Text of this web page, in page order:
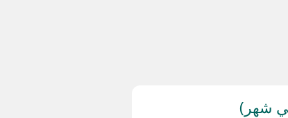
شهر)